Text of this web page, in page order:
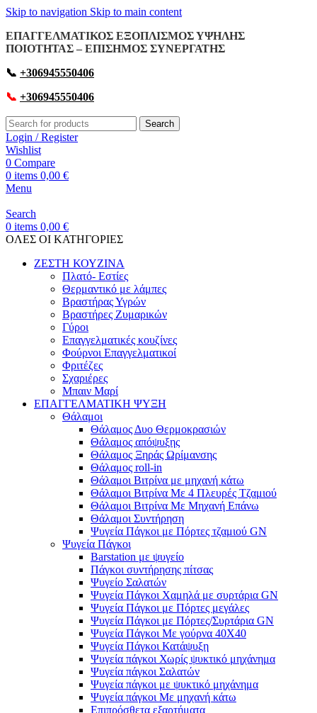
Skip to navigation Skip to main content
ΕΠΑΓΓΕΛΜΑΤΙΚΟΣ ΕΞΟΠΛΙΣΜΟΣ ΥΨΗΛΗΣ
ΠΟΙΟΤΗΤΑΣ – ΕΠΙΣΗΜΟΣ ΣΥΝΕΡΓΑΤΗΣ
📞 +306945550406
📞 +306945550406
Search
Login / Register
Wishlist
0 Compare
0 items 0,00 €
Menu
Search
0 items 0,00 €
OΛΕΣ ΟΙ ΚΑΤΗΓΟΡΙΕΣ
ΖΕΣΤΗ ΚΟΥΖΙΝΑ
Πλατό- Εστίες
Θερμαντικό με λάμπες
Βραστήρας Υγρών
Βραστήρες Ζυμαρικών
Γύροι
Επαγγελματικές κουζίνες
Φούρνοι Επαγγελματικοί
Φριτέζες
Σχαριέρες
Μπαιν Μαρί
ΕΠΑΓΓΕΛΜΑΤΙΚΗ ΨΥΞΗ
Θάλαμοι
Θάλαμος Δυο Θερμοκρασιών
Θάλαμος απόψυξης
Θάλαμος Ξηράς Ωρίμανσης
Θάλαμος roll-in
Θάλαμοι Βιτρίνα με μηχανή κάτω
Θάλαμοι Βιτρίνα Με 4 Πλευρές Τζαμιού
Θάλαμοι Βιτρίνα Με Μηχανή Επάνω
Θάλαμοι Συντήρηση
Ψυγεία Πάγκοι με Πόρτες τζαμιού GN
Ψυγεία Πάγκοι
Barstation με ψυγείο
Πάγκοι συντήρησης πίτσας
Ψυγείο Σαλατών
Ψυγεία Πάγκοι Χαμηλά με συρτάρια GN
Ψυγεία Πάγκοι με Πόρτες μεγάλες
Ψυγεία Πάγκοι με Πόρτες/Συρτάρια GN
Ψυγεία Πάγκοι Με γούρνα 40Χ40
Ψυγεία Πάγκοι Κατάψυξη
Ψυγεία πάγκοι Χωρίς ψυκτικό μηχάνημα
Ψυγεία πάγκοι Σαλατών
Ψυγεία πάγκοι με ψυκτικό μηχάνημα
Ψυγεία πάγκοι Με μηχανή κάτω
Επιπρόσθετα εξαρτήματα